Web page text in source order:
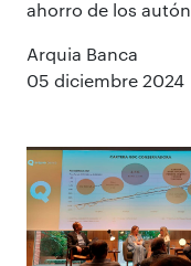
ahorro de los
Arquia Banca
05 diciembre 2024